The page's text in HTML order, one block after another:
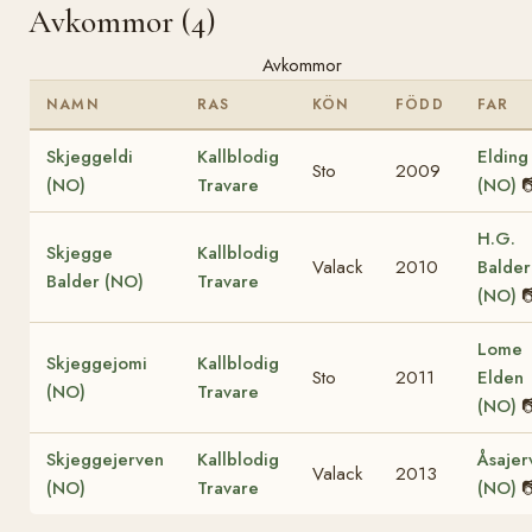
Avkommor (4)
Avkommor
NAMN RAS KÖN FÖDD FAR
Skjeggeldi
(NO)
Kallblodig
Travare
Sto 2009
Elding
(NO)
Skjegge
Balder (NO)
Kallblodig
Travare
Valack 2010
H.G.
Balder
(NO)
Skjeggejomi
(NO)
Kallblodig
Travare
Sto 2011
Lome
Elden
(NO)
Skjeggejerven
(NO)
Kallblodig
Travare
Valack 2013
(NO)